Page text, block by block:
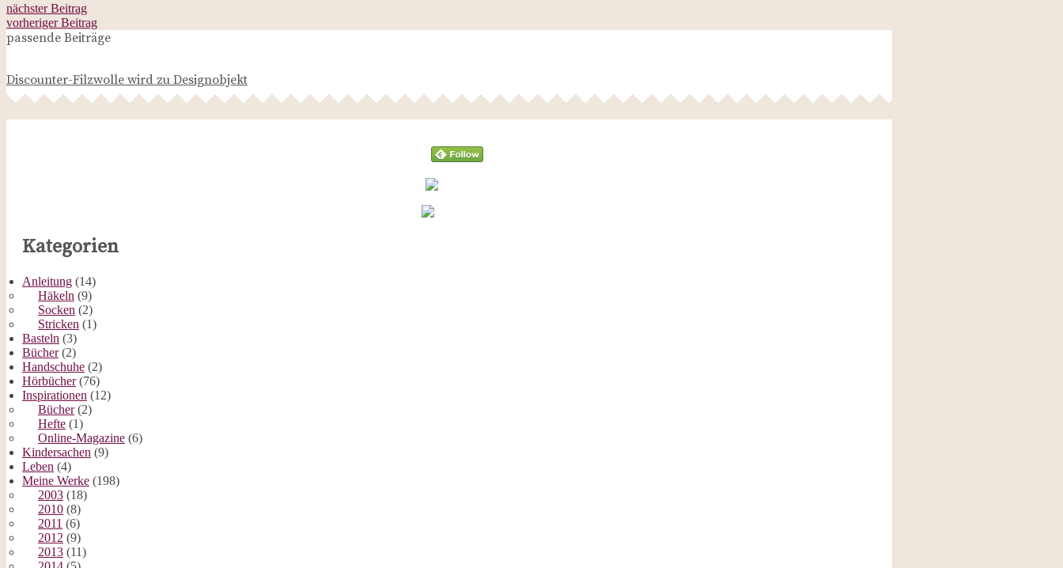
nächster Beitrag
vorheriger Beitrag
passende Beiträge
Discounter-Filzwolle wird zu Designobjekt
Kategorien
Anleitung (14)
Häkeln (9)
Socken (2)
Stricken (1)
Basteln (3)
Bücher(2)
Handschuhe (2)
Hörbücher(76)
Inspirationen (12)
Bücher(2)
Hefte (1)
Online-Magazine (6)
Kindersachen (9)
Leben (4)
Meine Werke (198)
2003 (18)
2010 (8)
2011 (6)
2012 (9)
2013 (11)